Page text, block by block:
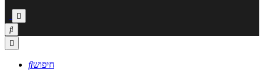



חיפוש